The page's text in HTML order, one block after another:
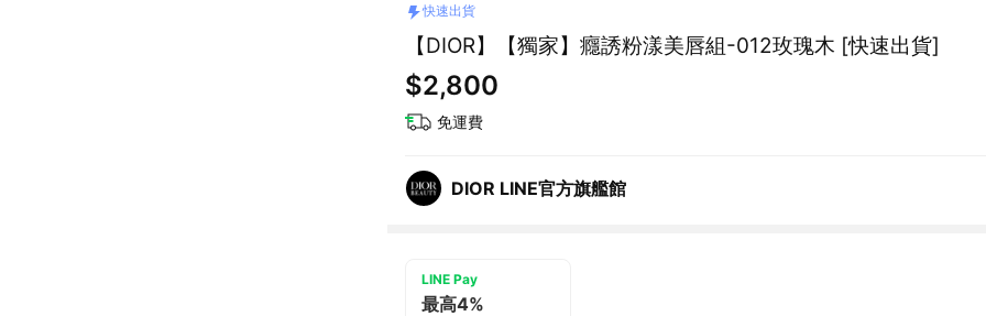
快速出貨
【DIOR】【獨家】癮誘粉漾美唇組-012玫瑰木 [快速出貨]
$2,800
免運費
DIOR LINE官方旗艦館
LINE Pay
最高4%